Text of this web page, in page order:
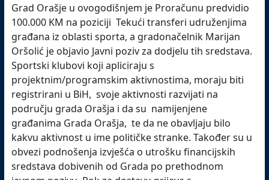
Grad Orašje u ovogodišnjem je Proračunu predvidio
100.000 KM na poziciji Tekući transferi udruženjima
građana iz oblasti sporta, a gradonačelnik Marijan
Oršolić je objavio Javni poziv za dodjelu tih sredstava.
Sportski klubovi koji apliciraju s
projektnim/programskim aktivnostima, moraju biti
registrirani u BiH, svoje aktivnosti razvijati na
području grada Orašja i da su namijenjene
građanima Grada Orašja, te da ne obavljaju bilo
kakvu aktivnost u ime političke stranke. Također su u
obvezi podnošenja izvješća o utrošku financijskih
sredstava dobivenih od Grada po prethodnom